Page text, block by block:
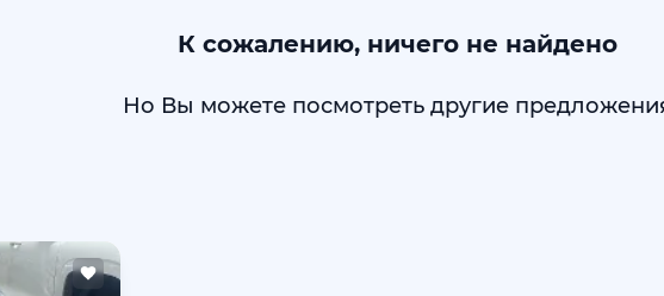
К сожалению, ничего не найдено
Но Вы можете посмотреть другие